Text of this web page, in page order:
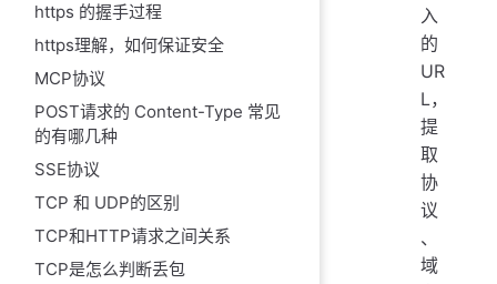
https 的握手过程
https理解，如何保证安全
MCP协议
POST请求的 Content-Type 常见
的有哪几种
SSE协议
TCP 和 UDP的区别
TCP和HTTP请求之间关系
TCP是怎么判断丢包
入
的
UR
L，
提
取
协
议
、
域